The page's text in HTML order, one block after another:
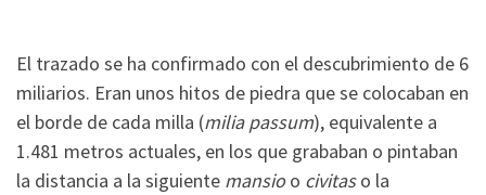
El trazado se ha confirmado con el descubrimiento de 6
miliarios. Eran unos hitos de piedra que se colocaban en
el borde de cada milla (milia passum), equivalente a
1.481 metros actuales, en los que grababan o pintaban
la distancia a la siguiente mansioo civitaso la